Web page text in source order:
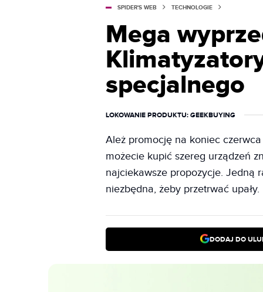
SPIDER'S WEB TECHNOLOGIE
Mega
specjalnego
LOKOWANIE PRODUKTU: GEEKBUYING
Ależ promocję na koniec
możecie kupić szereg urządzeń
najciekawsze propozycje. Jedną
niezbędna, żeby przetrwać upały.
DODAJ DO